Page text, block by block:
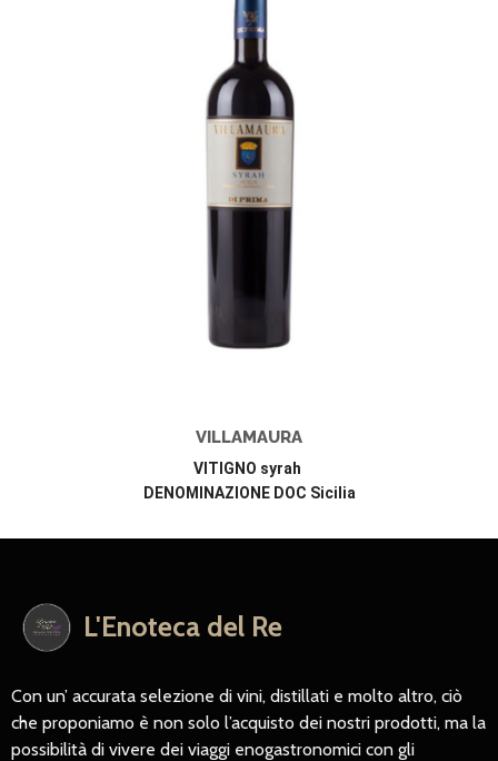
VILLAMAURA
VITIGNO syrah
DENOMINAZIONE DOC Sicilia
L'Enoteca del Re
Con un’ accurata selezione di vini, distillati e molto altro, ciò
che proponiamo è non solo l’acquisto dei nostri prodotti, ma la
possibilità di vivere dei viaggi enogastronomici con gli